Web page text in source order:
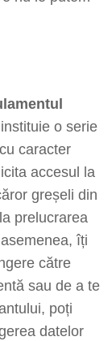
instituie o serie
caracter
accesul la
greșeli din
prelucrarea
îți
către
sau de a te
poți
datelor